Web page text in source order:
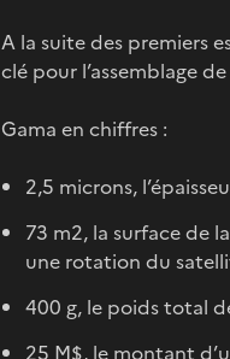
A la suite des premiers
clé pour l’assemblage
Gama en chiffres :
2,5 microns,
73 m2, la surface de
une rotation du
400 g, le poids total
25 M$, le montant